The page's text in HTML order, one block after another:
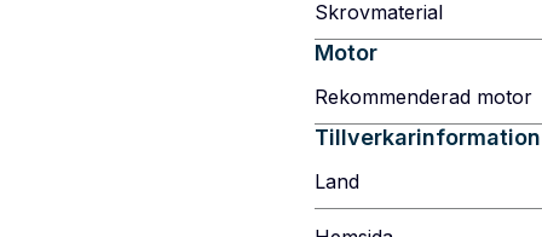
Skrovmaterial
Motor
Rekommenderad motor
Tillverkarinformation
Land